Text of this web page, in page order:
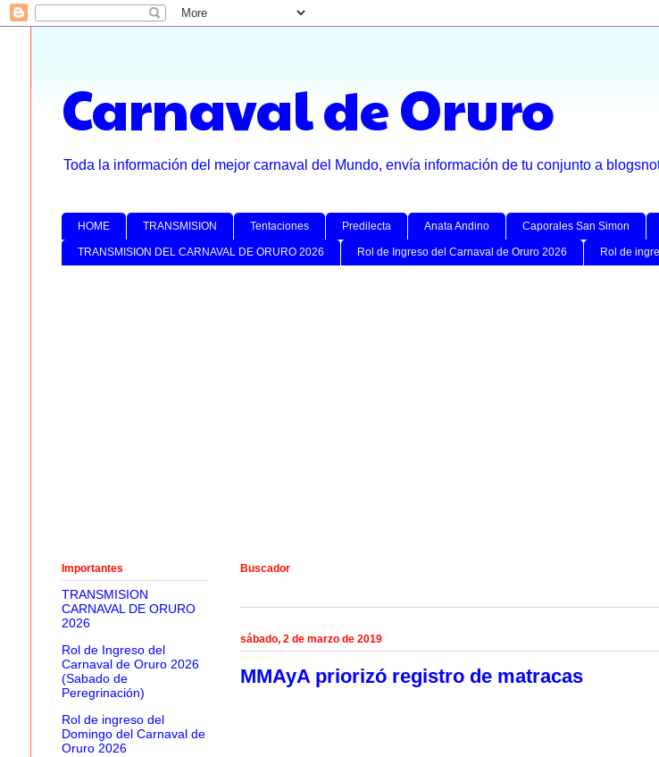
Carnaval de Oruro
Toda la información del mejor carnaval del Mundo, envía información de tu conjunto a
HOME TRANSMISION Tentaciones Predilecta Anata Andino Caporales San Simon
TRANSMISION DEL CARNAVAL DE ORURO 2026 Rol de Ingreso del Carnaval de Oruro 2026 Rol de
Buscador
sábado, 2 de marzo de 2019
MMAyA priorizó registro de matracas
Importantes
TRANSMISION
CARNAVAL DE ORURO
2026
Rol de Ingreso del
Carnaval de Oruro 2026
(Sabado de
Peregrinación)
Rol de ingreso del
Domingo del Carnaval de
Oruro 2026